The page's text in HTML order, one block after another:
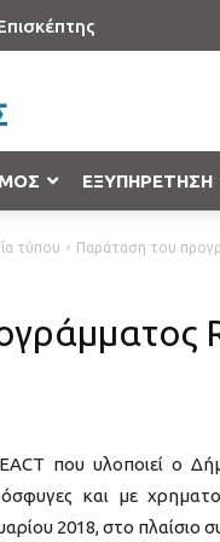
ΕΞΥΠΗΡΕΤΗΣΗ
τύπου Παράταση του
που υλοποιεί ο
και με
2018, στο πλαίσιο